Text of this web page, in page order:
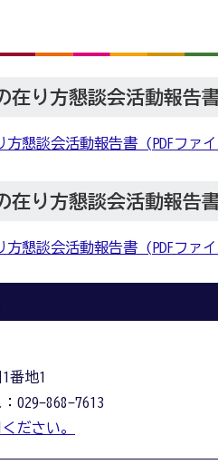
在り方懇談会活動報告
方懇談会活動報告書 (PDFファ
在り方懇談会活動報告
方懇談会活動報告書 (PDFファ
番地1
029-868-7613
ださい。